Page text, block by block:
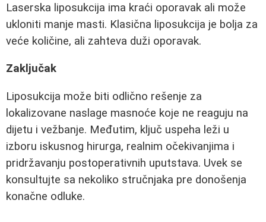
Laserska liposukcija ima kraći oporavak ali može
ukloniti manje masti. Klasična liposukcija je bolja za
veće količine, ali zahteva duži oporavak.
Zaključak
Liposukcija može biti odlično rešenje za
lokalizovane naslage masnoće koje ne reaguju na
dijetu i vežbanje. Međutim, ključ uspeha leži u
izboru iskusnog hirurga, realnim očekivanjima i
pridržavanju postoperativnih uputstava. Uvek se
konsultujte sa nekoliko stručnjaka pre donošenja
konačne odluke.